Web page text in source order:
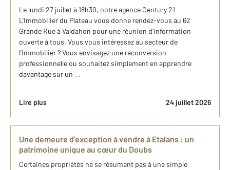
Le lundi 27 juillet à 18h30, notre agence Century 21
L'Immobilier du Plateau vous donne rendez-vous au 62
Grande Rue à Valdahon pour une réunion d'information
ouverte à tous. Vous vous intéressez au secteur de
l'immobilier ? Vous envisagez une reconversion
professionnelle ou souhaitez simplement en apprendre
davantage sur un ...
Lire plus 24 juillet 2026
Une demeure d’exception à vendre à Etalans : un
patrimoine unique au cœur du Doubs
Certaines propriétés ne se résument pas à une simple